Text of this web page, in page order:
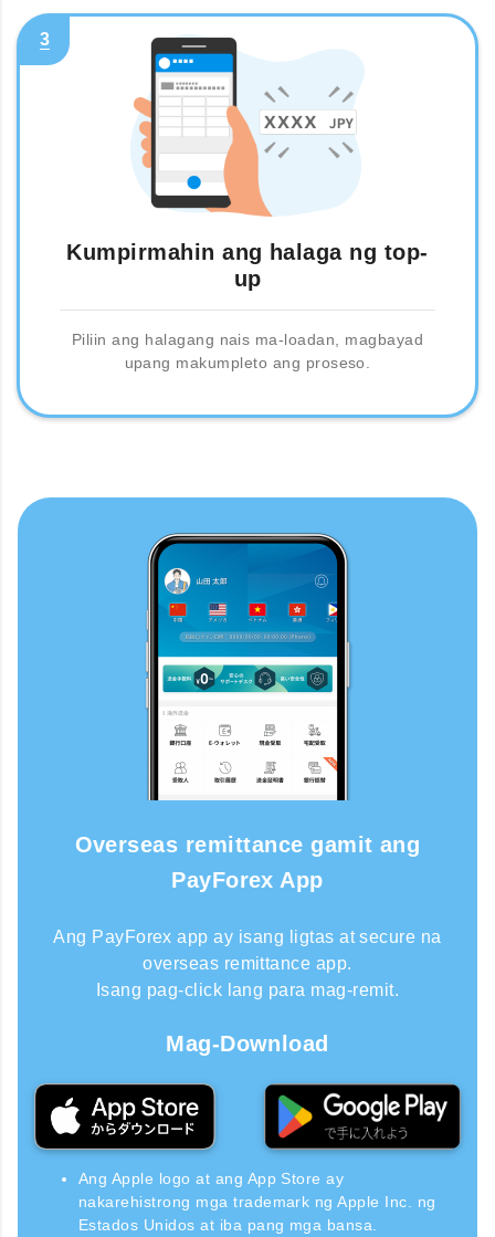
3
Kumpirmahin ang halaga ng top-
up
Piliin ang halagang nais ma-loadan, magbayad
upang makumpleto ang proseso.
Overseas remittance gamit ang
PayForex App
Ang PayForex app ay isang ligtas at secure na
overseas remittance app.
Isang pag-click lang para mag-remit.
Mag-Download
Ang Apple logo at ang App Store ay
nakarehistrong mga trademark ng Apple Inc. ng
Estados Unidos at iba pang mga bansa.